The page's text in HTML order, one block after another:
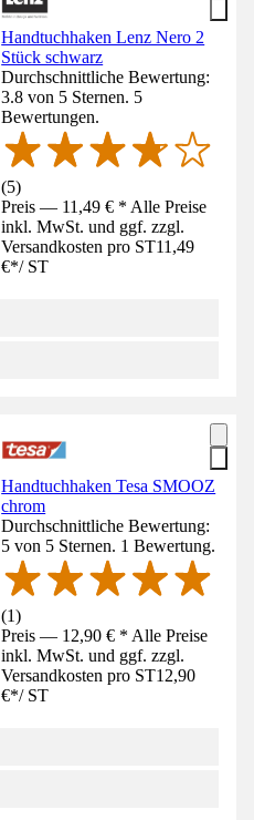
Handtuchhaken Lenz Nero 2
Stück schwarz
Durchschnittliche Bewertung:
3.8 von 5 Sternen. 5
Bewertungen.
(5)
Preis — 11,49 € * Alle Preise
inkl. MwSt. und ggf. zzgl.
Versandkosten pro ST11,49
€*/ ST
Handtuchhaken Tesa SMOOZ
chrom
Durchschnittliche Bewertung:
5 von 5 Sternen. 1 Bewertung.
(1)
Preis — 12,90 € * Alle Preise
inkl. MwSt. und ggf. zzgl.
Versandkosten pro ST12,90
€*/ ST